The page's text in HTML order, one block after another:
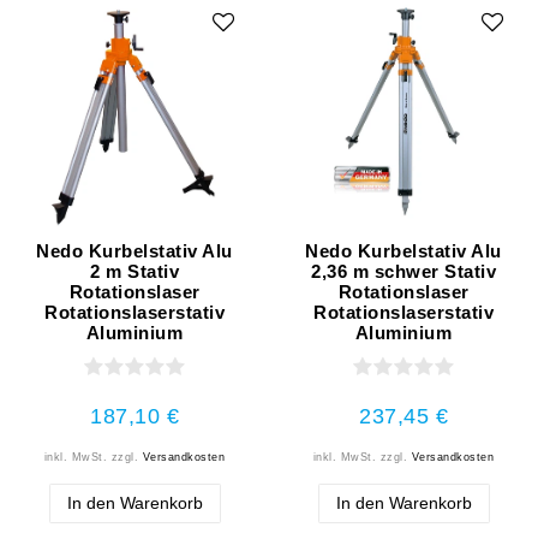
Nedo Kurbelstativ Alu
2 m Stativ
Rotationslaser
Rotationslaserstativ
Aluminium
187,10 €
inkl. MwSt. zzgl. Versandkosten
In den Warenkorb
Nedo Kurbelstativ Alu
2,36 m schwer Stativ
Rotationslaser
Rotationslaserstativ
Aluminium
237,45 €
inkl. MwSt. zzgl. Versandkosten
In den Warenkorb